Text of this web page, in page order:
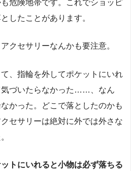
危険地帯です。これでショッピ
したことがあります。
クセサリーなんかも要注意。
、指輪を外してポケットにいれ
気づいたらなかった……、なん
かった。どこで落としたのかも
セサリーは絶対に外では外さな
トにいれると小物は必ず落ちる